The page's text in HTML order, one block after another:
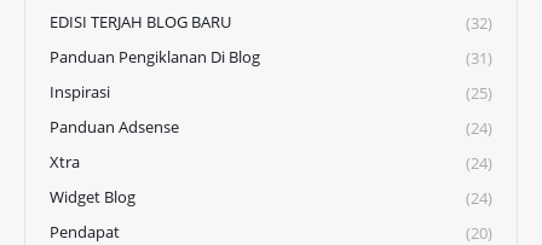
EDISI TERJAH BLOG BARU
(32)
Panduan Pengiklanan Di Blog
(31)
Inspirasi
(25)
Panduan Adsense
(24)
Xtra
(24)
Widget Blog
(24)
Pendapat
(20)